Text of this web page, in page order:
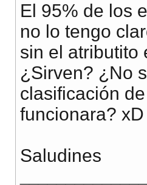
El 95% de los
no lo tengo
sin el atributito
¿Sirven? ¿No
clasificación
funcionara? xD
Saludines